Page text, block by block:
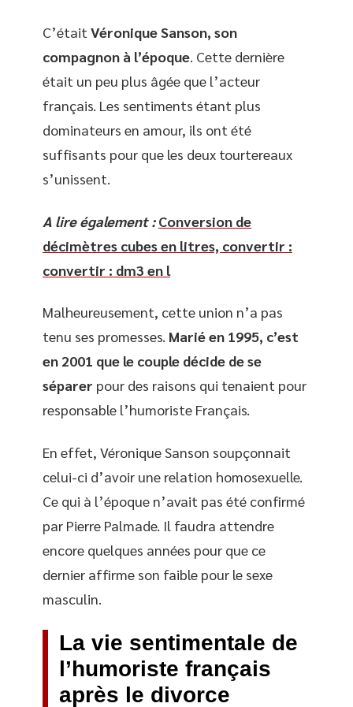
C’était Véronique Sanson, son
compagnon à l’époque. Cette dernière
était un peu plus âgée que l’acteur
français. Les sentiments étant plus
dominateurs en amour, ils ont été
suffisants pour que les deux tourtereaux
s’unissent.
A lire également : Conversion de
décimètres cubes en litres, convertir :
convertir : dm3 en l
Malheureusement, cette union n’a pas
tenu ses promesses. Marié en 1995, c’est
en 2001 que le couple décide de se
séparer pour des raisons qui tenaient pour
responsable l’humoriste Français.
En effet, Véronique Sanson soupçonnait
celui-ci d’avoir une relation homosexuelle.
Ce qui à l’époque n’avait pas été confirmé
par Pierre Palmade. Il faudra attendre
encore quelques années pour que ce
dernier affirme son faible pour le sexe
masculin.
La vie sentimentale de
l’humoriste français
après le divorce